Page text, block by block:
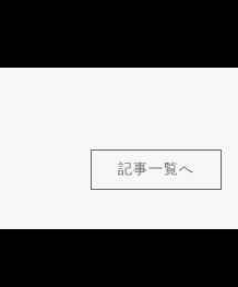
記事一覧へ